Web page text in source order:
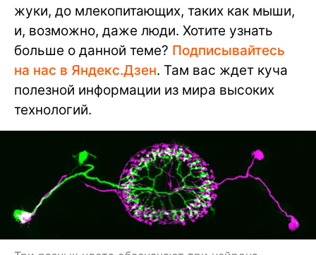
жуки, до млекопитающих, таких как мыши,
и, возможно, даже люди. Хотите узнать
больше о данной теме? Подписывайтесь
на нас в Яндекс.Дзен. Там вас ждет куча
полезной информации из мира высоких
технологий.